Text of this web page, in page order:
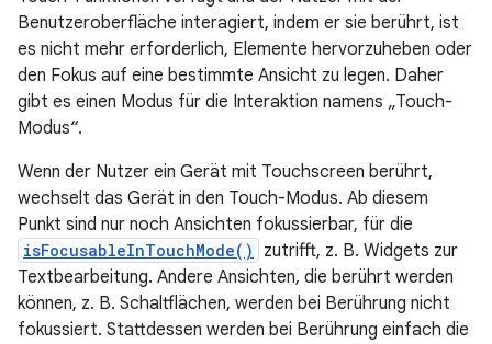
Benutzeroberfläche interagiert, indem er sie berührt, ist
es nicht mehr erforderlich, Elemente hervorzuheben oder
den Fokus auf eine bestimmte Ansicht zu legen. Daher
gibt es einen Modus für die Interaktion namens „Touch-
Modus“.
Wenn der Nutzer ein Gerät mit Touchscreen berührt,
wechselt das Gerät in den Touch-Modus. Ab diesem
Punkt sind nur noch Ansichten fokussierbar, für die
isFocusableInTouchMode()
zutrifft, z. B. Widgets zur
Textbearbeitung. Andere Ansichten, die berührt werden
können, z. B. Schaltflächen, werden bei Berührung nicht
fokussiert. Stattdessen werden bei Berührung einfach die